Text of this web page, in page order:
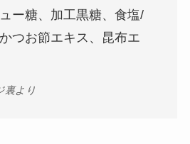
ー糖、加工黒糖、食塩/
つお節エキス、昆布エ
裏より